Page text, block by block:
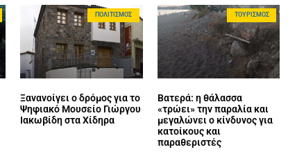
ΠΟΛΙΤΙΣΜΌΣ
Ξανανοίγει ο δρόμος για το
Ψηφιακό Μουσείο Γιώργου
Ιακωβίδη στα Χίδηρα
ΤΟΥΡΙΣΜΌΣ
Βατερά: η θάλασσα
«τρώει» την παραλία και
μεγαλώνει ο κίνδυνος για
κατοίκους και
παραθεριστές